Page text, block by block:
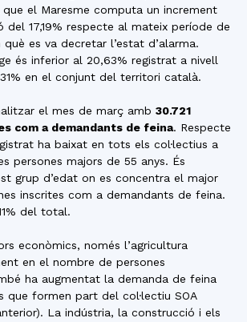
el Maresme computa un increment
del 17,19% respecte al mateix període de
es va decretar l’estat d’alarma.
és inferior al 20,63% registrat a nivell
en el conjunt del territori català.
el mes de març amb 30.721
com a demandants de feina. Respecte
ha baixat en tots els col·lectius a
persones majors de 55 anys. És
grup d’edat on es concentra el major
inscrites com a demandants de feina.
del total.
econòmics, només l’agricultura
en el nombre de persones
ha augmentat la demanda de feina
que formen part del col·lectiu SOA
La indústria, la construcció i els